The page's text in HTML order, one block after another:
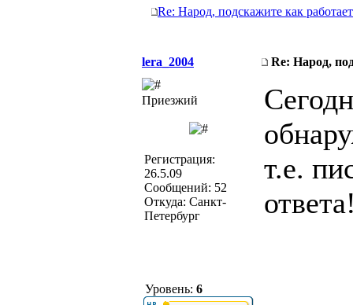
Re: Народ, подскажите как
lera_2004 Re: Народ,
Приезжий
Регистрация:
26.5.09
Сообщений: 52
Откуда: Санкт-
Петербург
Уровень: 6
т.е.